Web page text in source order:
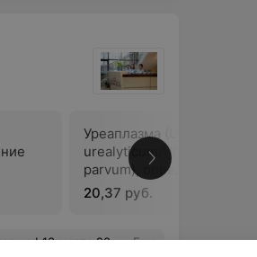
Уреаплазма (Ureaplasma
urealyticum/Ureaplasma
parvum), определение ДНК
20,37 руб.
мечтаете об этом, то не откладывайте на завтра. Всем здоровья и красоты! Спасибо чудесному доктору, настоящему специалисту! Еще